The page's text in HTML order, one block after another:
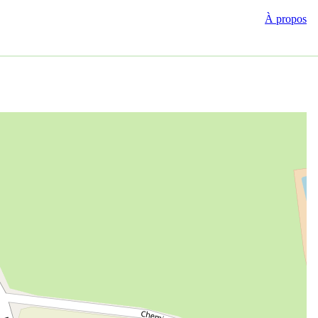
À propos